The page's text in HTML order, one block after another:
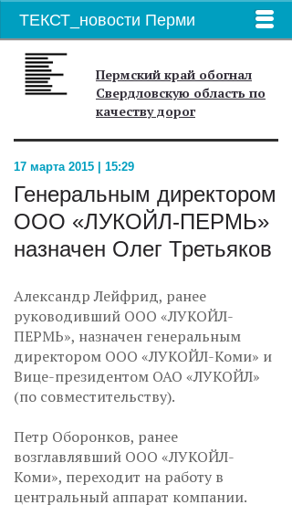
ТЕКСТ_новости Перми
Пермский край обогнал
Свердловскую область по
качеству дорог
17 марта 2015 | 15:29
Генеральным директором
ООО «ЛУКОЙЛ-ПЕРМЬ»
назначен Олег Третьяков
Александр Лейфрид, ранее
руководивший ООО «ЛУКОЙЛ-
ПЕРМЬ», назначен генеральным
директором ООО «ЛУКОЙЛ-Коми» и
Вице-президентом ОАО «ЛУКОЙЛ»
(по совместительству).
Петр Оборонков, ранее
возглавлявший ООО «ЛУКОЙЛ-
Коми», переходит на работу в
центральный аппарат компании.